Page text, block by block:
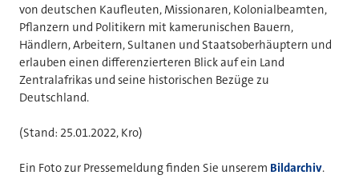
von deutschen Kaufleuten, Missionaren, Kolonialbeamten,
Pflanzern und Politikern mit kamerunischen Bauern,
Händlern, Arbeitern, Sultanen und Staatsoberhäuptern und
erlauben einen differenzierteren Blick auf ein Land
Zentralafrikas und seine historischen Bezüge zu
Deutschland.
(Stand: 25.01.2022, Kro)
Ein Foto zur Pressemeldung finden Sie unserem Bildarchiv.